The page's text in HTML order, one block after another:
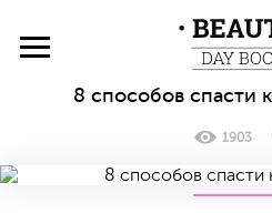
8 способов спасти
1903